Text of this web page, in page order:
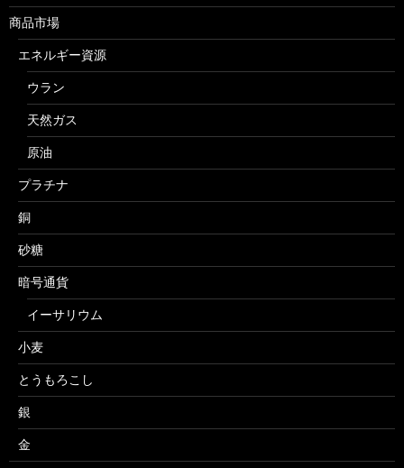
商品市場
エネルギー資源
ウラン
天然ガス
原油
プラチナ
銅
砂糖
暗号通貨
イーサリウム
小麦
とうもろこし
銀
金